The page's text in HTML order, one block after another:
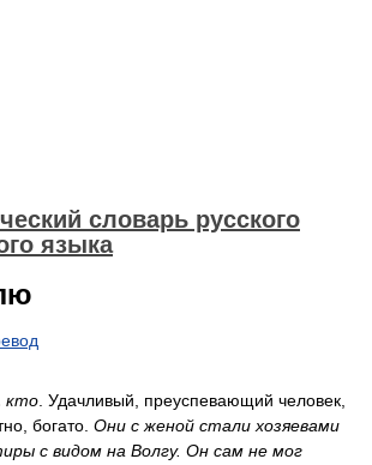
словарь русского
языка
кто . Удачливый, преуспевающий человек,
богато. Они с женой стали хозяевами
с видом на Волгу. Он сам не мог